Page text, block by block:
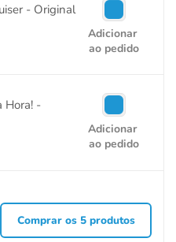
- Original
Adicionar
ao pedido
Hora! -
Adicionar
ao pedido
Comprar os 5produtos